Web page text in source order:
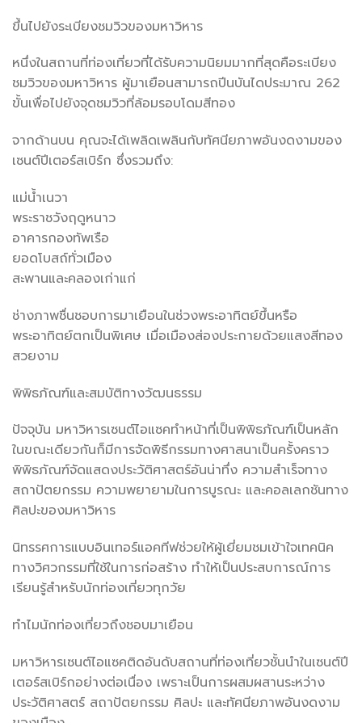
ขึ้นไปยังระเบียงชมวิวของมหาวิหาร
หนึ่งในสถานที่ท่องเที่ยวที่ได้รับความนิยมมากที่สุดคือระเบียง
ชมวิวของมหาวิหาร ผู้มาเยือนสามารถปีนบันไดประมาณ 262
ขั้นเพื่อไปยังจุดชมวิวที่ล้อมรอบโดมสีทอง
จากด้านบน คุณจะได้เพลิดเพลินกับทัศนียภาพอันงดงามของ
เซนต์ปีเตอร์สเบิร์ก ซึ่งรวมถึง:
แม่น้ำเนวา
พระราชวังฤดูหนาว
อาคารกองทัพเรือ
ยอดโบสถ์ทั่วเมือง
สะพานและคลองเก่าแก่
ช่างภาพชื่นชอบการมาเยือนในช่วงพระอาทิตย์ขึ้นหรือ
พระอาทิตย์ตกเป็นพิเศษ เมื่อเมืองส่องประกายด้วยแสงสีทอง
สวยงาม
พิพิธภัณฑ์และสมบัติทางวัฒนธรรม
ปัจจุบัน มหาวิหารเซนต์ไอแซคทำหน้าที่เป็นพิพิธภัณฑ์เป็นหลัก
ในขณะเดียวกันก็มีการจัดพิธีกรรมทางศาสนาเป็นครั้งคราว
พิพิธภัณฑ์จัดแสดงประวัติศาสตร์อันน่าทึ่ง ความสำเร็จทาง
สถาปัตยกรรม ความพยายามในการบูรณะ และคอลเลกชันทาง
ศิลปะของมหาวิหาร
นิทรรศการแบบอินเทอร์แอคทีฟช่วยให้ผู้เยี่ยมชมเข้าใจเทคนิค
ทางวิศวกรรมที่ใช้ในการก่อสร้าง ทำให้เป็นประสบการณ์การ
เรียนรู้สำหรับนักท่องเที่ยวทุกวัย
ทำไมนักท่องเที่ยวถึงชอบมาเยือน
มหาวิหารเซนต์ไอแซคติดอันดับสถานที่ท่องเที่ยวชั้นนำในเซนต์ปี
เตอร์สเบิร์กอย่างต่อเนื่อง เพราะเป็นการผสมผสานระหว่าง
ประวัติศาสตร์ สถาปัตยกรรม ศิลปะ และทัศนียภาพอันงดงาม